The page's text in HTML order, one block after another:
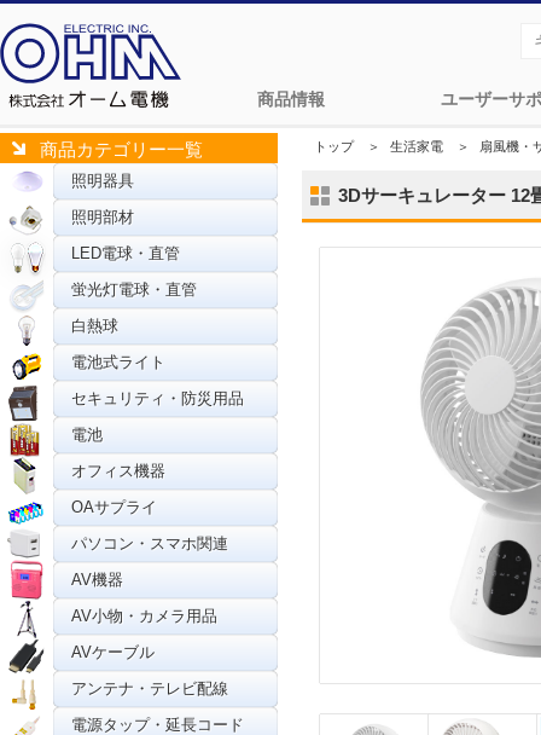
商品情報 ユーザーサ
商品カテゴリー一覧
照明器具
照明部材
LED電球・直管
蛍光灯電球・直管
白熱球
電池式ライト
セキュリティ・防災用品
電池
オフィス機器
OAサプライ
パソコン・スマホ関連
AV機器
AV小物・カメラ用品
AVケーブル
アンテナ・テレビ配線
電源タップ・延長コード
トップ＞ 生活家電 ＞ 扇風機・
3Dサーキュレーター 12